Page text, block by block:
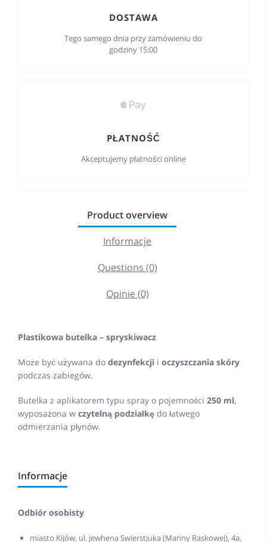
DOSTAWA
Tego samego dnia przy zamówieniu do
godziny 15:00
PŁATNOŚĆ
Akceptujemy płatności online
Product overview
Informacje
Questions (0)
Opinie (0)
Plastikowa butelka – spryskiwacz
Może być używana do dezynfekcji i oczyszczania skóry
podczas zabiegów.
Butelka z aplikatorem typu spray o pojemności 250 ml,
wyposażona w czytelną podziałkę do łatwego
odmierzania płynów.
Informacje
Odbiór osobisty
miasto Kijów, ul. Jewhena Swierstjuka (Mariny Raskowej), 4a,